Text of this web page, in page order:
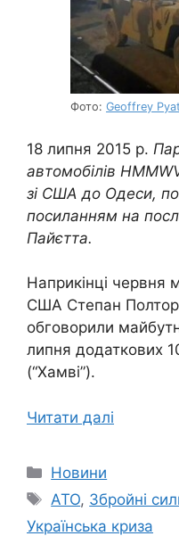
Фото: Geoffrey
18 липня 2015 р.
автомобілів
зі США до Одеси,
посиланням на
Пайєтта.
Наприкінці червня
США Степан
обговорили
липня додаткових
(“Хамві”).
Читати далі
Категорії
Новини
Позначки
АТО, Збройні
Українська криза